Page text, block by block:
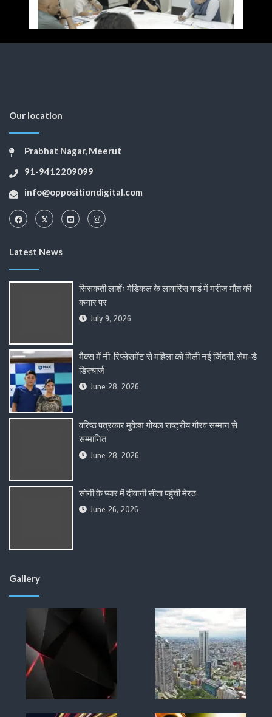
Our location
Prabhat Nagar, Meerut
91-9412209099
info@oppositiondigital.com
Latest News
सिसकती लाशेंः मेडिकल के लावारिस वार्ड में मरीज मौत की
कगार पर
July 9, 2026
मैक्स में नी-रिप्लेसमेंट से महिला को मिली नई जिंदगी, सेम-डे
डिस्चार्ज
June 28, 2026
वरिष्ठ पत्रकार मुकेश गोयल राष्ट्रीय गौरव सम्मान से
सम्मानित
June 28, 2026
सोनी के प्यार में दीवानी सीता पहुंची मेरठ
June 26, 2026
Gallery